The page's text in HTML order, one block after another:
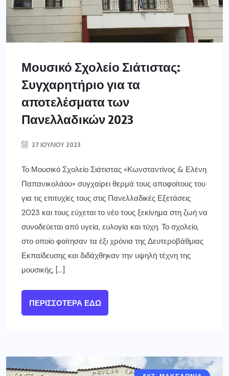
Μουσικό Σχολείο Σιάτιστας:
Συγχαρητήριο για τα
αποτελέσματα των
Πανελλαδικών 2023
27 ΙΟΥΛΊΟΥ 2023
Το Μουσικό Σχολείο Σιάτιστας «Κωνσταντίνος & Ελένη
Παπανικολάου» συγχαίρει θερμά τους αποφοίτους του
για τις επιτυχίες τους στις Πανελλαδικές Εξετάσεις
2023 και τους εύχεται το νέο τους ξεκίνημα στη ζωή να
συνοδεύεται από υγεία, ευλογία και τύχη. Το σχολείο,
στο οποίο φοίτησαν τα έξι χρόνια της Δευτεροβάθμιας
Εκπαίδευσης και διδάχθηκαν την υψηλή τέχνη της
μουσικής, […]
ΠΕΡΙΣΣΌΤΕΡΑ ΕΔΏ